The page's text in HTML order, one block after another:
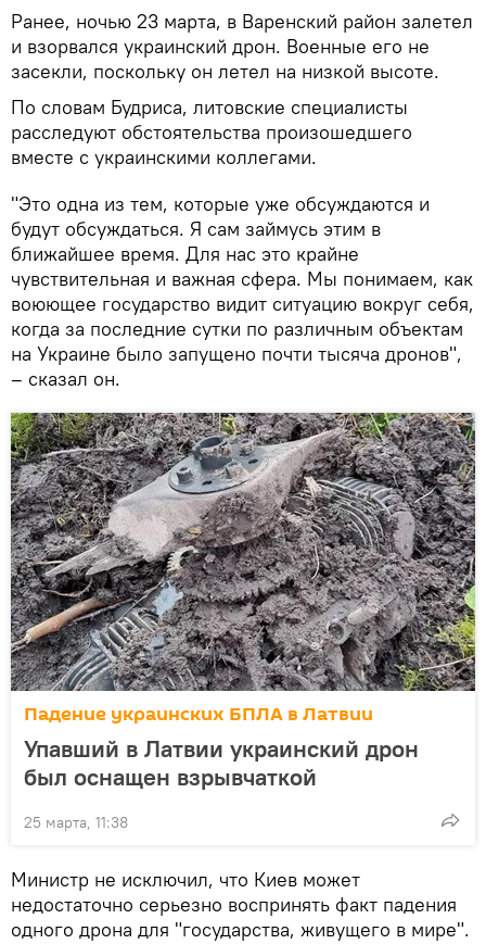
Ранее, ночью 23 марта, в Варенский район залетел
и взорвался украинский дрон. Военные его не
засекли, поскольку он летел на низкой высоте.
По словам Будриса, литовские специалисты
расследуют обстоятельства произошедшего
вместе с украинскими коллегами.
"Это одна из тем, которые уже обсуждаются и
будут обсуждаться. Я сам займусь этим в
ближайшее время. Для нас это крайне
чувствительная и важная сфера. Мы понимаем, как
воюющее государство видит ситуацию вокруг себя,
когда за последние сутки по различным объектам
на Украине было запущено почти тысяча дронов",
– сказал он.
Падение украинских БПЛА в Латвии
Упавший в Латвии украинский дрон
был оснащен взрывчаткой
25 марта, 11:38
Министр не исключил, что Киев может
недостаточно серьезно воспринять факт падения
одного дрона для "государства, живущего в мире".